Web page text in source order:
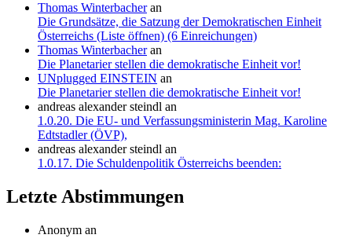
Thomas Winterbacheran
Die Grundsätze, die Satzung der Demokratischen Einheit
Österreichs (Liste öffnen) (6 Einreichungen)
Thomas Winterbacheran
Die Planetarier stellen die demokratische Einheit vor!
UNplugged EINSTEIN an
Die Planetarier stellen die demokratische Einheit vor!
andreas alexander steindl an
1.0.20. Die EU- und Verfassungsministerin Mag. Karoline
Edtstadler (ÖVP),
andreas alexander steindl an
1.0.17. Die Schuldenpolitik Österreichs beenden:
Letzte Abstimmungen
Anonym an